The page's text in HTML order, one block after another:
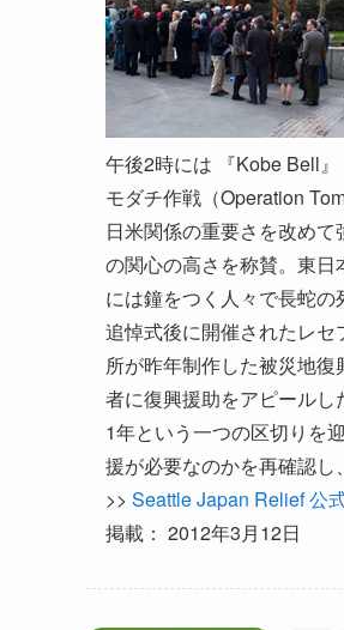
午後2時には 『Kobe Bell
モダチ作戦（Operation
日米関係の重要さを改め
の関心の高さを称賛。東
には鐘をつく人々で長蛇の
追悼式後に開催されたレ
所が昨年制作した被災地
者に復興援助をアピールし
1年という一つの区切りを
援が必要なのかを再確認し
>> Seattle Japan Relief 公
掲載： 2012年3月12日